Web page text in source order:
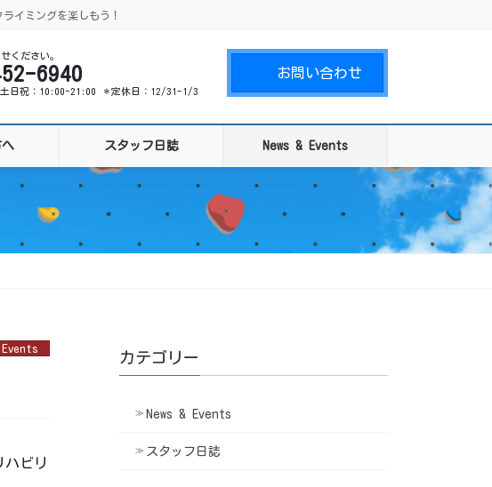
イミングを楽しもう！
ください。
6940
日祝：10:00-21:00 ＊定休日：12/31-1/3
お問い合わせ
スタッフ日誌 News & Events
Events
ビリ
カテゴリー
News & Events
スタッフ日誌